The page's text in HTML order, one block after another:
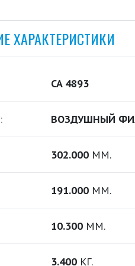
ХАРАКТЕРИСТИКИ
CA 4893
ВОЗДУШНЫЙ
302.000 ММ.
191.000 ММ.
10.300 ММ.
3.400 КГ.